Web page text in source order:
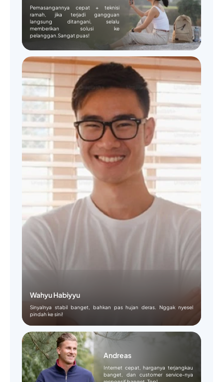
Pemasangannya cepat + teknisi
ramah, jika terjadi gangguan
langsung ditangani, selalu
memberikan solusi ke
pelanggan.Sangat puas!
Wahyu Habiyyu
Sinyalnya stabil banget, bahkan pas hujan deras. Nggak nyesel
pindah ke sini!
Andreas
Internet cepat, harganya terjangkau
banget, dan customer service-nya